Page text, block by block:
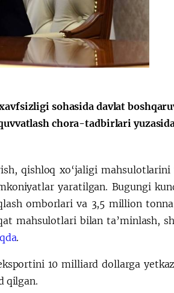
sohasida davlat
chora-tadbirlari
qishloq xo‘jaligi
yaratilgan. Bugungi
omborlari va 3,5 million
mahsulotlari bilan ta’minlash,
.
10 milliard dollarga
qilgan.